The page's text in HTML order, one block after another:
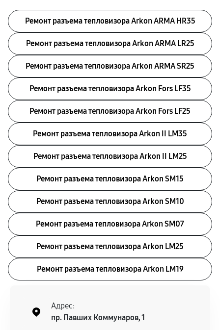
Ремонт разъема тепловизора Arkon ARMA HR35
Ремонт разъема тепловизора Arkon ARMA LR25
Ремонт разъема тепловизора Arkon ARMA SR25
Ремонт разъема тепловизора Arkon Fors LF35
Ремонт разъема тепловизора Arkon Fors LF25
Ремонт разъема тепловизора Arkon II LM35
Ремонт разъема тепловизора Arkon II LM25
Ремонт разъема тепловизора Arkon SM15
Ремонт разъема тепловизора Arkon SM10
Ремонт разъема тепловизора Arkon SM07
Ремонт разъема тепловизора Arkon LM25
Ремонт разъема тепловизора Arkon LM19
Адрес:
пр. Павших Коммунаров, 1